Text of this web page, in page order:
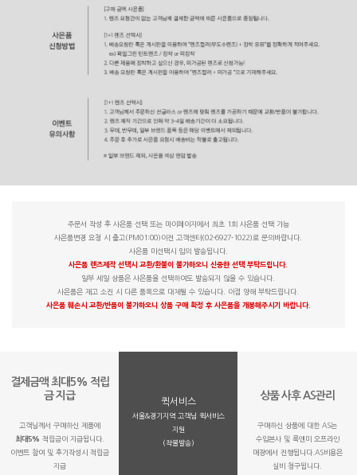
주문서 작성 후 사은품 선택 또는 마이페이지에서 최초 1회 사은품 선택 가능
사은품변경 요청 시 출고(PM01:00)이전 고객센터(02-6927-1022)로 문의바랍니다.
사은품 미선택시 임의 발송됩니다.
사은품 렌즈제작 선택시 교환/환불이 불가하오니 신중한 선택 부탁드립니다.
일부 세일 상품은 사은품을 선택하여도 발송되지 않을 수 있습니다.
사은품은 재고 소진 시 다른 품목으로 대체될 수 있습니다. 이점 양해 부탁드립니다.
사은품 훼손시 교환/반품이 불가하오니 상품 구매 확정 후 사은품을 개봉해주시기 바랍니다.
결제금액 최대5% 적립
금 지급
고객님께서 구매하신 제품에
최대5% 적립금이 지급됩니다.
이벤트 참여 및 후기작성시 적립금
지급
퀵서비스
서울&경기지역 고객님 퀵서비스
지원
(착불발송)
상품 사후 AS관리
구매하신 상품에 대한 AS는
수입본사 및 룩앤미 오프라인
매장에서 진행됩니다.AS비용은
실비 청구됩니다.